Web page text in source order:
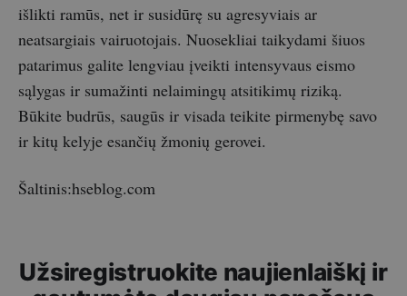
išlikti ramūs, net ir susidūrę su agresyviais ar
neatsargiais vairuotojais. Nuosekliai taikydami šiuos
patarimus galite lengviau įveikti intensyvaus eismo
sąlygas ir sumažinti nelaimingų atsitikimų riziką.
Būkite budrūs, saugūs ir visada teikite pirmenybę savo
ir kitų kelyje esančių žmonių gerovei.
Šaltinis:hseblog.com
Užsiregistruokite naujienlaiškį ir